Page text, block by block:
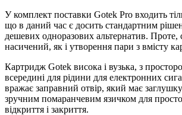
У комплект поставки Gotek Pro входить
що в даний час є досить стандартним
дешевих одноразових альтернатив. Проте,
насичений, як і утворення пари з вмісту
Картридж Gotek висока і вузька, з
всередині для рідини для електронних
вражає заправний отвір, який має
зручним помаранчевим язичком для
відкриття і закриття.